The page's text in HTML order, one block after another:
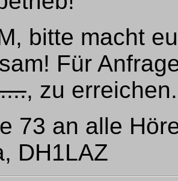
bitte macht
Für
, zu erreichen.
73 an alle
DH1LAZ